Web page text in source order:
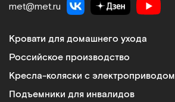
met@met.ru
Кровати для домашнего ухода
Российское производство
Кресла-коляски с электроприводом
Подъемники для инвалидов